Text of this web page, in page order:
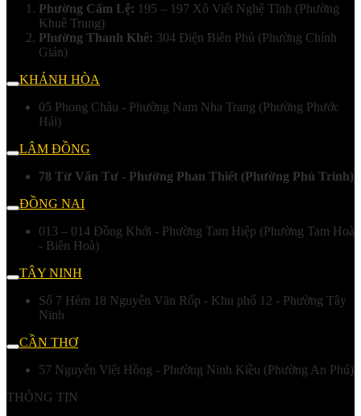
Phường Cẩm Lệ: 195 – 197 Xô Viết Nghệ Tĩnh (Phường
Khuê Trung)
Phường Thanh Khê: 304 Điện Biên Phủ (Phường Chính
Gián)
KHÁNH HÒA
05 Phong Châu - Phường Nam Nha Trang (Phường Phước
Hải)
LÂM ĐỒNG
78 Từ Văn Tư - Phường Phan Thiết (Phường Phú Trinh)
ĐỒNG NAI
013 – 014 Đồng Khởi - Phường Tam Hiệp (Phường Tam Hoà
- Biên Hoà)
TÂY NINH
Số 7 Hẻm 18 Nguyễn Văn Rốp - Khu phố 12 - Phường Tây
Ninh
CẦN THƠ
57 Nguyễn Việt Hồng - Phường Ninh Kiều (Phường An Phú)
THÔNG TIN